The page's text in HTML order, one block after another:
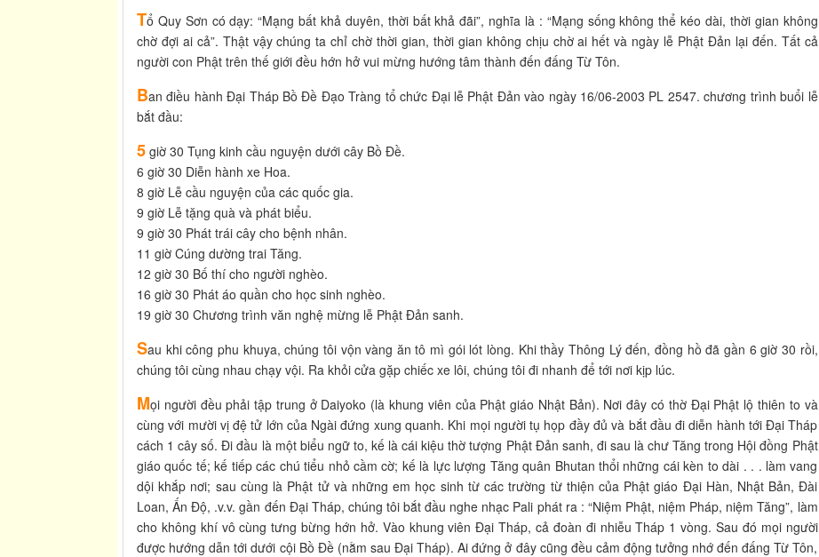
Tổ Quy Sơn có dạy: “Mạng bất khả duyên, thời bất khả đãi”, nghĩa là : “Mạng sống không thể kéo dài, thời gian không
chờ đợi ai cả”. Thật vậy chúng ta chỉ chờ thời gian, thời gian không chịu chờ ai hết và ngày lễ Phật Đản lại đến. Tất cả
người con Phật trên thế giới đều hớn hở vui mừng hướng tâm thành đến đấng Từ Tôn.
Ban điều hành Đại Tháp Bồ Đề Đạo Tràng tổ chức Đại lễ Phật Đản vào ngày 16/06-2003 PL 2547. chương trình buổi lễ
bắt đầu:
5 giờ 30 Tụng kinh cầu nguyện dưới cây Bồ Đề.
6 giờ 30 Diễn hành xe Hoa.
8 giờ Lễ cầu nguyện của các quốc gia.
9 giờ Lễ tặng quà và phát biểu.
9 giờ 30 Phát trái cây cho bệnh nhân.
11 giờ Cúng dường trai Tăng.
12 giờ 30 Bố thí cho người nghèo.
16 giờ 30 Phát áo quần cho học sinh nghèo.
19 giờ 30 Chương trình văn nghệ mừng lễ Phật Đản sanh.
Sau khi công phu khuya, chúng tôi vộn vàng ăn tô mì gói lót lòng. Khi thầy Thông Lý đến, đồng hồ đã gần 6 giờ 30 rồi,
chúng tôi cùng nhau chạy vội. Ra khỏi cửa gặp chiếc xe lôi, chúng tôi đi nhanh để tới nơi kịp lúc.
Mọi người đều phải tập trung ở Daiyoko (là khung viên của Phật giáo Nhật Bản). Nơi đây có thờ Đại Phật lộ thiên to và
cùng với mười vị đệ tử lớn của Ngài đứng xung quanh. Khi mọi người tụ họp đầy đủ và bắt đầu đi diễn hành tới Đại Tháp
cách 1 cây số. Đi đầu là một biểu ngữ to, kế là cái kiệu thờ tượng Phật Đản sanh, đi sau là chư Tăng trong Hội đồng Phật
giáo quốc tế; kế tiếp các chú tiểu nhỏ cầm cờ; kế là lực lượng Tăng quân Bhutan thổi những cái kèn to dài . . . làm vang
dội khắp nơi; sau cùng là Phật tử và những em học sinh từ các trường từ thiện của Phật giáo Đại Hàn, Nhật Bản, Đài
Loan, Ấn Độ, .v.v. gần đến Đại Tháp, chúng tôi bắt đầu nghe nhạc Pali phát ra : “Niệm Phật, niệm Pháp, niệm Tăng”, làm
cho không khí vô cùng tưng bừng hớn hở. Vào khung viên Đại Tháp, cả đoàn đi nhiễu Tháp 1 vòng. Sau đó mọi người
được hướng dẫn tới dưới cội Bồ Đề (nằm sau Đại Tháp). Ai đứng ở đây cũng đều cảm động tưởng nhớ đến đấng Từ Tôn,